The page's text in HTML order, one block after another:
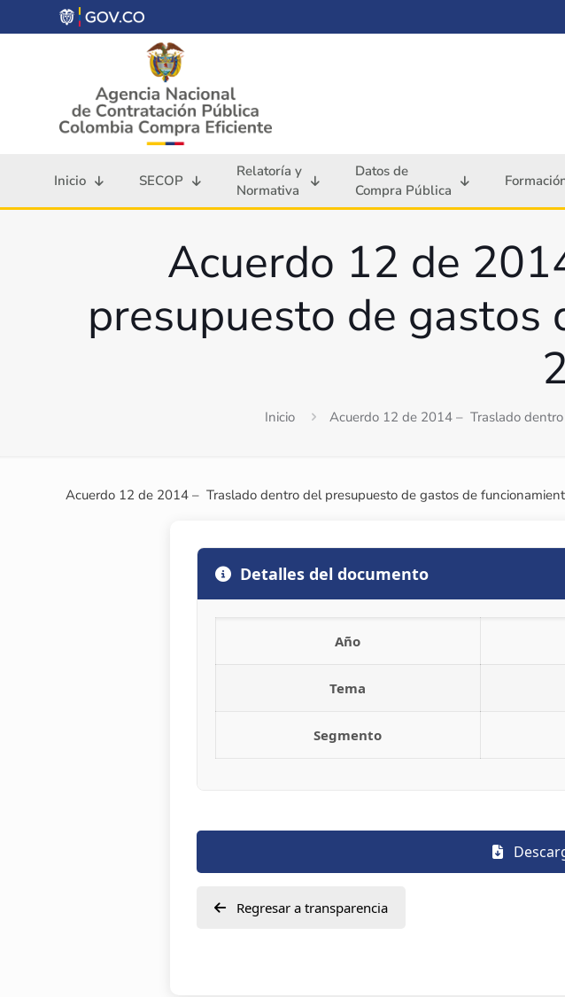
Inicio SECOP
Relatoría y
Normativa
Datos de
Compra Pública
Acuerdo 12 de
presupuesto de gastos
Inicio Acuerdo 12 de 2014 – Traslado
Acuerdo 12 de 2014 – Traslado dentro del presupuesto de gastos de
Detalles del documento
Año
Tema
Segmento
Regresar a transparencia